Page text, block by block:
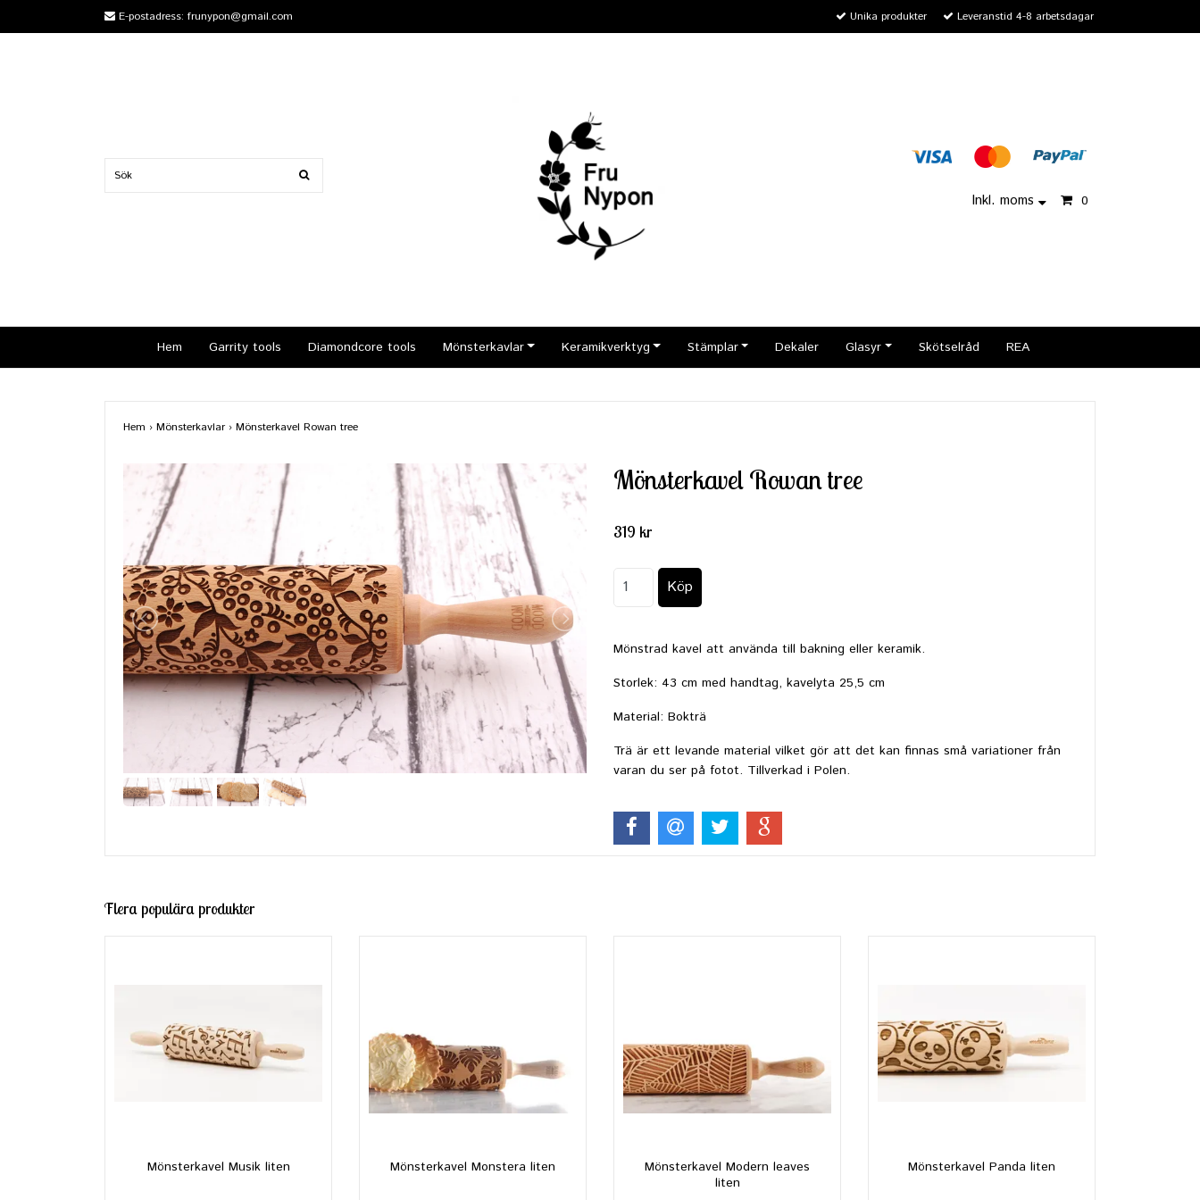
E-postadress: frunypon@gmail.com Unika produkter Leveranstid 4-8 arbetsdagar
Inkl. moms 0
Hem Garrity tools Diamondcore tools Mönsterkavlar Keramikverktyg Stämplar Dekaler Glasyr Skötselråd REA
Hem › Mönsterkavlar › Mönsterkavel Rowan tree
Mönsterkavel Rowan tree
319 kr
Mönstrad kavel att använda till bakning eller keramik.
Storlek: 43 cm med handtag, kavelyta 25,5 cm
Material: Bokträ
Trä är ett levande material vilket gör att det kan finnas små variationer från
varan du ser på fotot. Tillverkad i Polen.
Flera populära produkter
Mönsterkavel Musik liten Mönsterkavel Monstera liten
Mönsterkavel Modern leaves
liten
Mönsterkavel Panda liten